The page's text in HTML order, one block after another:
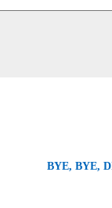
BYE, BYE,